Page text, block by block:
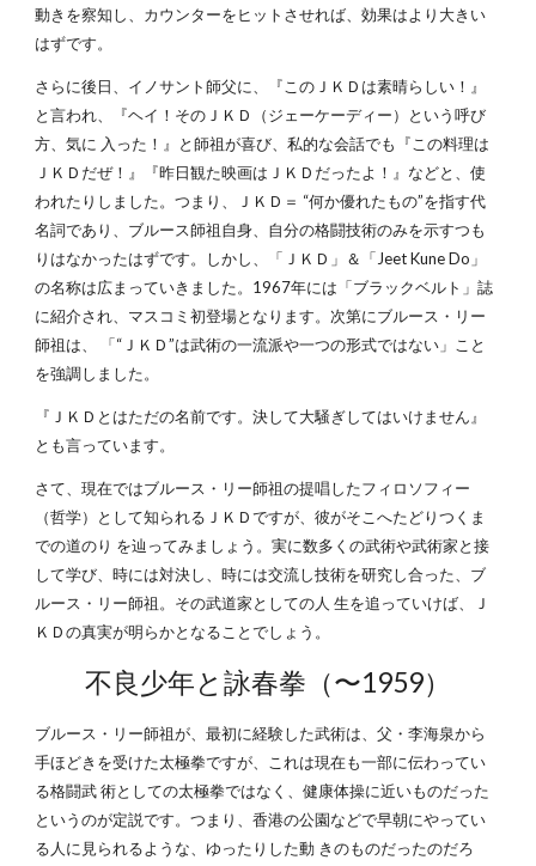
動きを察知し、カウンターをヒットさせれば、効果はより大きい
はずです。
さらに後日、イノサント師父に、『このＪＫＤは素晴らしい！』
と言われ、『ヘイ！そのＪＫＤ（ジェーケーディー）という呼び
方、気に 入った！』と師祖が喜び、私的な会話でも『この料理は
ＪＫＤだぜ！』『昨日観た映画はＪＫＤだったよ！』などと、使
われたりしました。つまり、ＪＫＤ＝ “何か優れたもの”を指す代
名詞であり、ブルース師祖自身、自分の格闘技術のみを示すつも
りはなかったはずです。しかし、「ＪＫＤ」＆「Jeet Kune Do」
の名称は広まっていきました。1967年には「ブラックベルト」誌
に紹介され、マスコミ初登場となります。次第にブルース・リー
師祖は、 「“ＪＫＤ”は武術の一流派や一つの形式ではない」こと
を強調しました。
『ＪＫＤとはただの名前です。決して大騒ぎしてはいけません』
とも言っています。
さて、現在ではブルース・リー師祖の提唱したフィロソフィー
（哲学）として知られるＪＫＤですが、彼がそこへたどりつくま
での道のり を辿ってみましょう。実に数多くの武術や武術家と接
して学び、時には対決し、時には交流し技術を研究し合った、ブ
ルース・リー師祖。その武道家としての人 生を追っていけば、Ｊ
ＫＤの真実が明らかとなることでしょう。
不良少年と詠春拳（〜1959）
ブルース・リー師祖が、最初に経験した武術は、父・李海泉から
手ほどきを受けた太極拳ですが、これは現在も一部に伝わってい
る格闘武 術としての太極拳ではなく、健康体操に近いものだった
というのが定説です。つまり、香港の公園などで早朝にやってい
る人に見られるような、ゆったりした動 きのものだったのだろ